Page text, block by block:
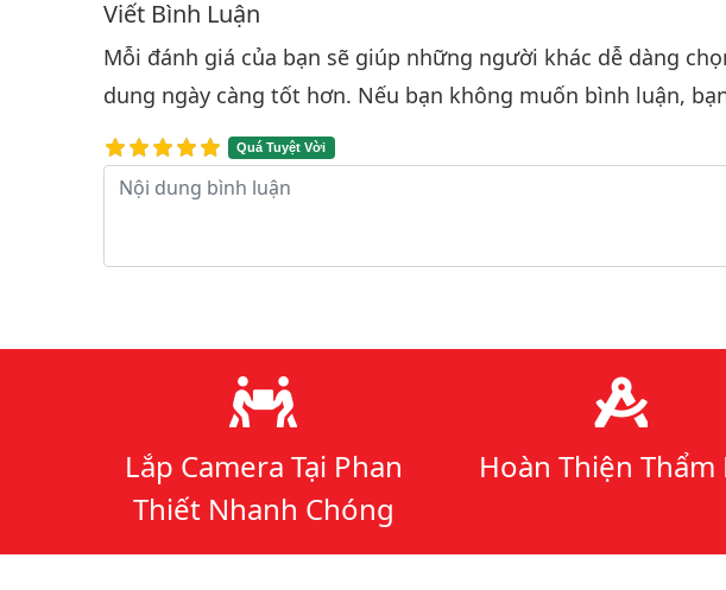
Bình luận & Đánh giá
Viết Bình Luận
Mỗi đánh giá của bạn sẽ giúp những người khác dễ dàng
dung ngày càng tốt hơn. Nếu bạn không muốn bình luận,
Quá Tuyệt Vời
Nội dung bình luận
Lý do chọn chúng tôi
Lắp Camera Tại Phan
Thiết Nhanh Chóng
Hoàn Thiện Thẩm